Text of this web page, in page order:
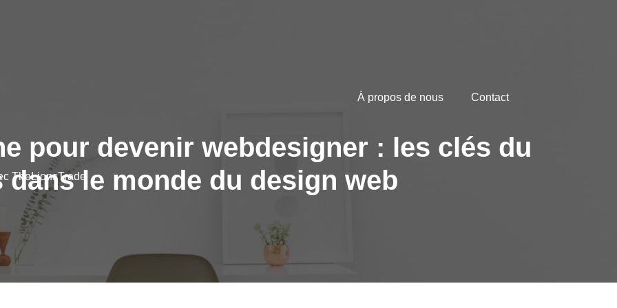
TheLionsTrade
À propos de nous Contact
pour devenir webdesigner : les clés du
dans le monde du design web